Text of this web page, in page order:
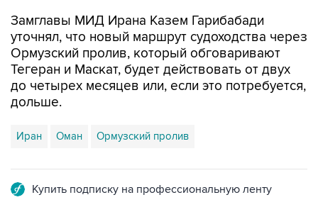
Замглавы МИД Ирана Казем Гарибабади
уточнял, что новый маршрут судоходства через
Ормузский пролив, который обговаривают
Тегеран и Маскат, будет действовать от двух
до четырех месяцев или, если это потребуется,
дольше.
Иран Оман Ормузский пролив
Купить подписку на профессиональную ленту